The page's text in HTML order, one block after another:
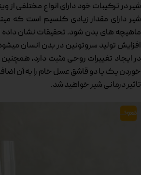
شیر در ترکیبات خود دارای انواع مختلفی
شیر دارای مقدار زیادی کلسیم است که
ماهیچه های بدن شود. تحقیقات نشان
افزایش تولید سروتونین در بدن انسان
در ایجاد تغییرات روحی مثبت دارد،
خوردن یک یا دو قاشق عسل خام را به آن
تاثیر درمانی شیر خواهید شد.